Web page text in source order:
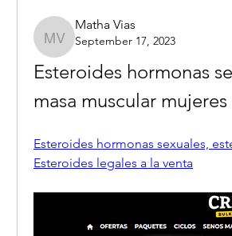
Matha Vias
Matha Vias
September 17, 2023
Esteroides hormonas
masa muscular mujeres
Esteroides hormonas sexuales,
Esteroides legales a la venta